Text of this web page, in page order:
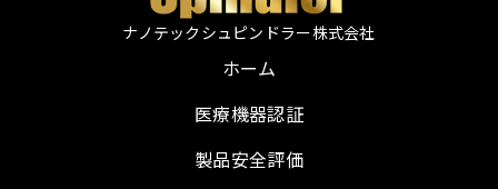
ナノテックシュピンドラー株式会社
ホーム
医療機器認証
製品安全評価